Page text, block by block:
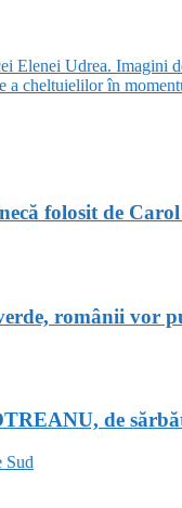
Elenei Udrea. Imagini
a cheltuielilor în
folosit de
românii vor
de
Sud